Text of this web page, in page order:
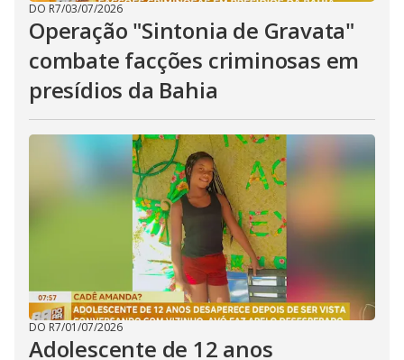
DO R7/03/07/2026
Operação "Sintonia de Gravata"
combate facções criminosas em
presídios da Bahia
DO R7/01/07/2026
Adolescente de 12 anos